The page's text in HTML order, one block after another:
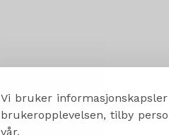
Vi bruker
brukeropplevelsen, tilby
vår.